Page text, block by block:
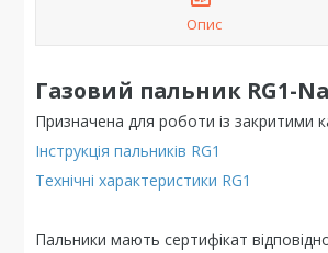
Опис
Газовий пальник RG1-Na
Призначена для роботи із закритими
Інструкція пальників RG1
Технічні характеристики RG1
Пальники мають сертифікат